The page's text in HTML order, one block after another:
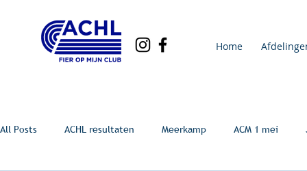
Home
All Posts ACHL resultaten Meerkamp ACM 1 mei